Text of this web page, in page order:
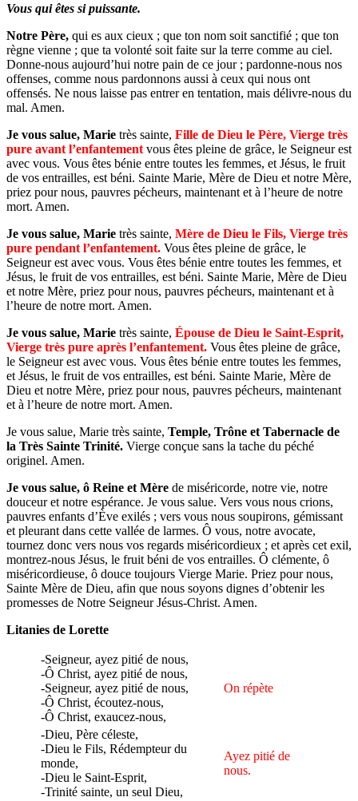
Vous qui êtes si puissante.
Notre Père, qui es aux cieux ; que ton nom soit sanctifié ; que ton
règne vienne ; que ta volonté soit faite sur la terre comme au ciel.
Donne-nous aujourd’hui notre pain de ce jour ; pardonne-nous nos
offenses, comme nous pardonnons aussi à ceux qui nous ont
offensés. Ne nous laisse pas entrer en tentation, mais délivre-nous du
mal. Amen.
Je vous salue, Marie très sainte, Fille de Dieu le Père, Vierge très
pure avant l’enfantement vous êtes pleine de grâce, le Seigneur est
avec vous. Vous êtes bénie entre toutes les femmes, et Jésus, le fruit
de vos entrailles, est béni. Sainte Marie, Mère de Dieu et notre Mère,
priez pour nous, pauvres pécheurs, maintenant et à l’heure de notre
mort. Amen.
Je vous salue, Marie très sainte, Mère de Dieu le Fils, Vierge très
pure pendant l’enfantement. Vous êtes pleine de grâce, le
Seigneur est avec vous. Vous êtes bénie entre toutes les femmes, et
Jésus, le fruit de vos entrailles, est béni. Sainte Marie, Mère de Dieu
et notre Mère, priez pour nous, pauvres pécheurs, maintenant et à
l’heure de notre mort. Amen.
Je vous salue, Marie très sainte, Épouse de Dieu le Saint-Esprit,
Vierge très pure après l’enfantement. Vous êtes pleine de grâce,
le Seigneur est avec vous. Vous êtes bénie entre toutes les femmes,
et Jésus, le fruit de vos entrailles, est béni. Sainte Marie, Mère de
Dieu et notre Mère, priez pour nous, pauvres pécheurs, maintenant
et à l’heure de notre mort. Amen.
Je vous salue, Marie très sainte, Temple, Trône et Tabernacle de
la Très Sainte Trinité. Vierge conçue sans la tache du péché
originel. Amen.
Je vous salue, ô Reine et Mère de miséricorde, notre vie, notre
douceur et notre espérance. Je vous salue. Vers vous nous crions,
pauvres enfants d’Ève exilés ; vers vous nous soupirons, gémissant
et pleurant dans cette vallée de larmes. Ô vous, notre avocate,
tournez donc vers nous vos regards miséricordieux ; et après cet exil,
montrez-nous Jésus, le fruit béni de vos entrailles. Ô clémente, ô
miséricordieuse, ô douce toujours Vierge Marie. Priez pour nous,
Sainte Mère de Dieu, afin que nous soyons dignes d’obtenir les
promesses de Notre Seigneur Jésus-Christ. Amen.
Litanies de Lorette
-Seigneur, ayez pitié de nous,
-Ô Christ, ayez pitié de nous,
-Seigneur, ayez pitié de nous,
-Ô Christ, écoutez-nous,
-Ô Christ, exaucez-nous,
On répète
-Dieu, Père céleste,
-Dieu le Fils, Rédempteur du
monde,
-Dieu le Saint-Esprit,
-Trinité sainte, un seul Dieu,
Ayez pitié de
nous.